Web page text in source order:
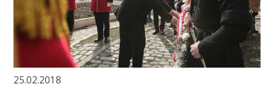
25.02.2018